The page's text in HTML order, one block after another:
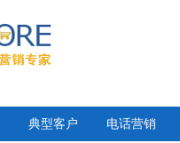
典型客户 电话营销